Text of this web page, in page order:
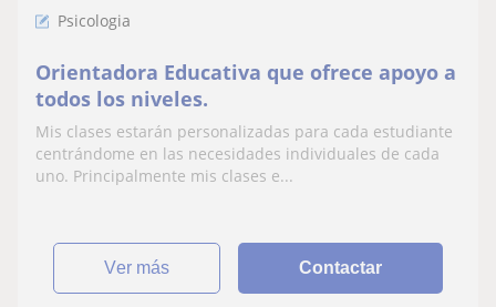
Psicologia
Orientadora Educativa que ofrece apoyo a
todos los niveles.
Mis clases estarán personalizadas para cada estudiante
centrándome en las necesidades individuales de cada
uno. Principalmente mis clases e...
ver más Contactar